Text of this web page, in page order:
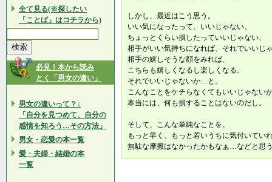
全て見る(※探したい
「ことば」はコチラから)
必見！本から読み
とく「男女の違い」
男女の違いって？↓
「自分を見つめて、自分の
感情を知ろう…その方法」
男女・恋愛の本一覧
愛・夫婦・結婚の本
一覧
しかし、最近はこう思う。
いい気になったって、いいじゃない、
ちょっとくらい損したっていいじゃない、
相手がいい気持ちになれば、それでいいじ
相手の嬉しそうな顔をみれば、
こちらも嬉しくなるし楽しくなる。
それでいいじゃないか…と。
こんなことをケチらなくてもいいじゃない
本当には、何も損することはないのだし。
そして、こんな単純なことを、
もっと早く、もっと若いうちに気付いてい
無駄な摩擦はなかったかもなぁ…などと思